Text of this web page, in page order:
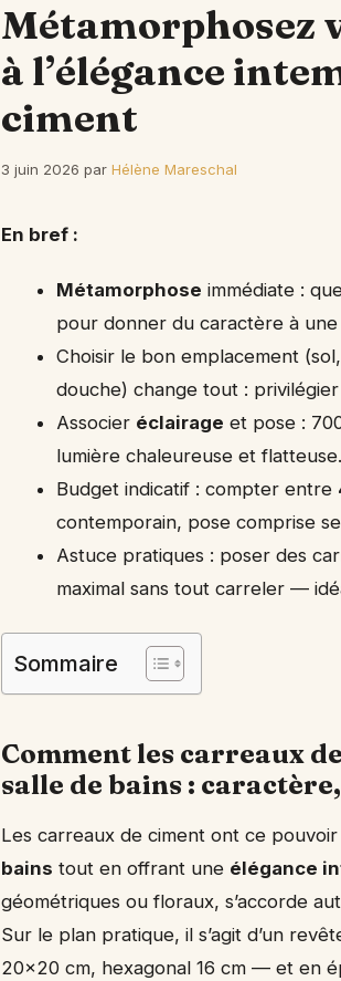
Métamorphosez
à l’élégance
ciment
3 juin 2026 par Hélène Mareschal
En bref :
Métamorphose immédiate :
pour donner du caractère à une
Choisir le bon emplacement (sol,
douche) change tout :
Associer éclairage et pose :
lumière chaleureuse et flatteuse.
Budget indicatif : compter entre
contemporain, pose comprise
Astuce pratiques : poser des
maximal sans tout carreler —
Sommaire
Comment les carreaux
salle de bains :
Les carreaux de ciment ont ce
bains tout en offrant une élégance
géométriques ou floraux, s’accorde
Sur le plan pratique, il s’agit d’un
20×20 cm, hexagonal 16 cm — et en